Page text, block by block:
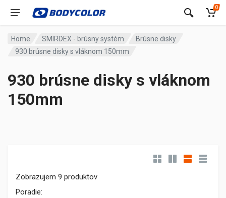
0
Home SMIRDEX - brúsny systém
Brúsne disky
930 brúsne disky s vláknom 150mm
930 brúsne disky s vláknom
150mm
Zobrazujem 9 produktov
Poradie: